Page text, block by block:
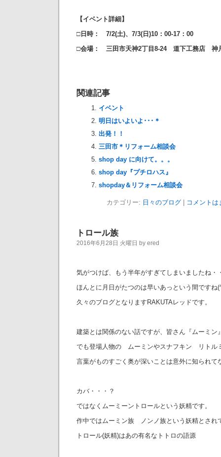
【イベント詳細】
□日時： 7/2(土)、7/3(日)10：00-17：00
□会場： 三田市天神2丁目8-24 道下工務店
関連記事
イベント
明日はいよいよ･･･＊
出発！！
三田市＊リフォーム相談会
shop day に向けて。。。
shop day『プチロハス』
shopday＆リフォーム相談会
カテゴリー: 日々のブログ| コメントは
トロール族
2016年6月28日 火曜日 by ered
気がつけば、もう半年がすぎてしまいましたね・
ほんとに月日がたつのは早いあっという間ですね
久々のブログとなりますRAKUTAレッドです。
建築とは関係のない話ですが、皆さん『ムーミン
でも登場人物の ムーミンやスナフキン リトル
言葉がものすごく奥が深いことは意外に知られて
カバ・・・？
ではなくムーミーントロールという妖精です。
作中ではムーミン族 ノンノ族という妖精とされ
トロール(妖精)はあの有名なトトロの語源